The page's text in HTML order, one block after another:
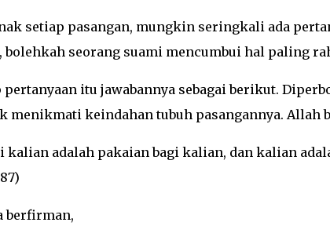
setiap pasangan, mungkin seringkali ada
bolehkah seorang suami mencumbui hal paling
pertanyaan itu jawabannya sebagai berikut.
menikmati keindahan tubuh pasangannya. Allah
kalian adalah pakaian bagi kalian, dan kalian
berfirman,